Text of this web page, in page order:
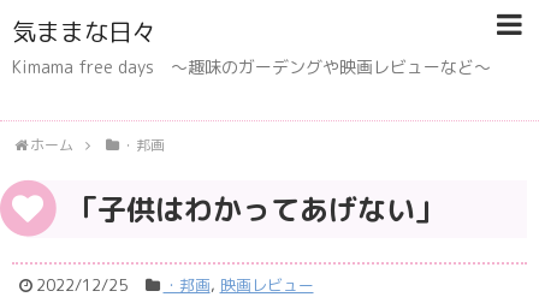
気ままな日々
Kimama free days 〜趣味のガーデングや映画レビューなど〜
ホーム ・邦画
「子供はわかってあげない」
2022/12/25 ・邦画, 映画レビュー